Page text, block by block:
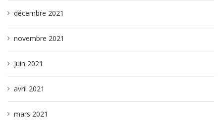
décembre 2021
novembre 2021
juin 2021
avril 2021
mars 2021